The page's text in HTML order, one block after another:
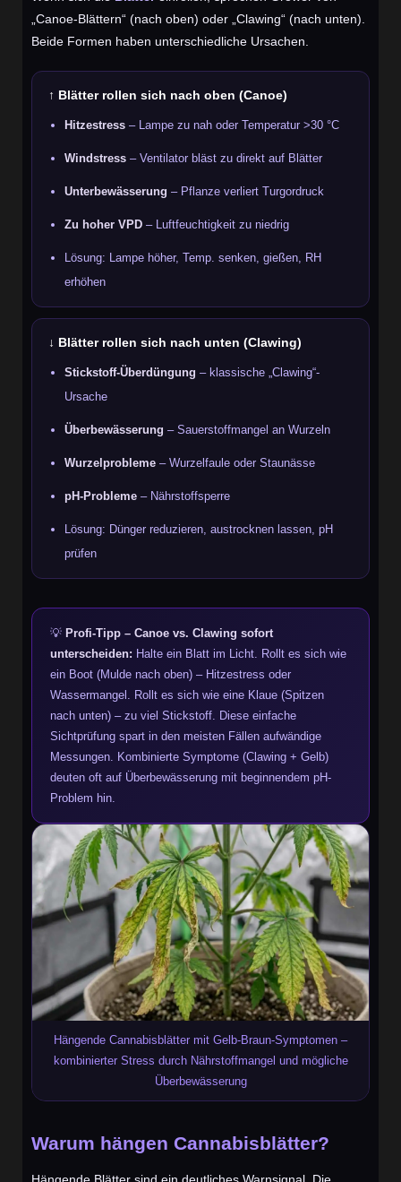
„Canoe-Blättern“ (nach oben) oder „Clawing“ (nach unten).
Beide Formen haben unterschiedliche Ursachen.
↑ Blätter rollen sich nach oben (Canoe)
Hitzestress – Lampe zu nah oder Temperatur >30 °C
Windstress – Ventilator bläst zu direkt auf Blätter
Unterbewässerung – Pflanze verliert Turgordruck
Zu hoher VPD – Luftfeuchtigkeit zu niedrig
Lösung: Lampe höher, Temp. senken, gießen, RH
erhöhen
↓ Blätter rollen sich nach unten (Clawing)
Stickstoff-Überdüngung – klassische „Clawing“-
Ursache
Überbewässerung – Sauerstoffmangel an Wurzeln
Wurzelprobleme – Wurzelfaule oder Staunässe
pH-Probleme – Nährstoffsperre
Lösung: Dünger reduzieren, austrocknen lassen, pH
prüfen
💡 Profi-Tipp – Canoe vs. Clawing sofort
unterscheiden: Halte ein Blatt im Licht. Rollt es sich wie
ein Boot (Mulde nach oben) – Hitzestress oder
Wassermangel. Rollt es sich wie eine Klaue (Spitzen
nach unten) – zu viel Stickstoff. Diese einfache
Sichtprüfung spart in den meisten Fällen aufwändige
Messungen. Kombinierte Symptome (Clawing + Gelb)
deuten oft auf Überbewässerung mit beginnendem pH-
Problem hin.
Hängende Cannabisblätter mit Gelb-Braun-Symptomen –
kombinierter Stress durch Nährstoffmangel und mögliche
Überbewässerung
Warum hängen Cannabisblätter?